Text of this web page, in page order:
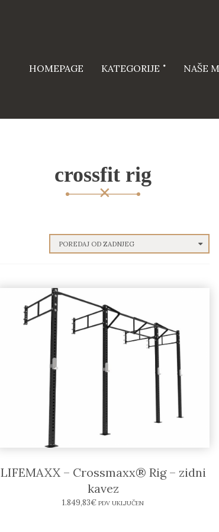
HOMEPAGE KATEGORIJE NAŠE
crossfit rig
LIFEMAXX – Crossmaxx® Rig – zidni
kavez
1.849,83€ PDV UKLJUČEN